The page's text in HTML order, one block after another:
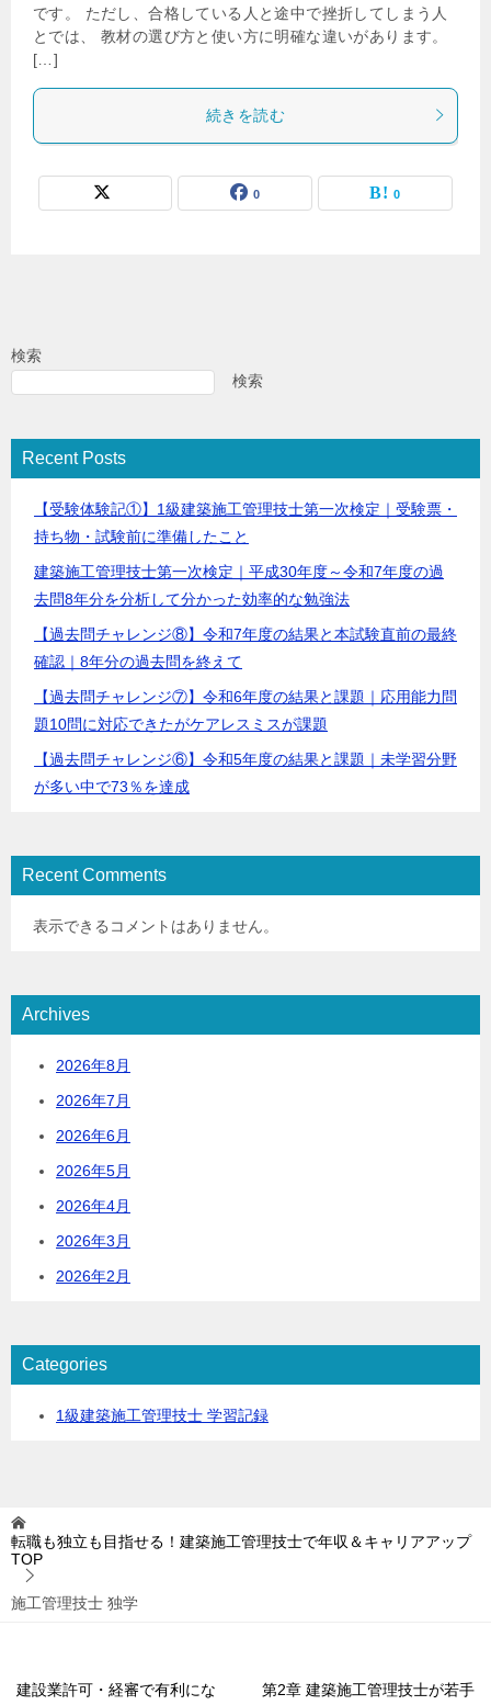
です。 ただし、合格している人と途中で挫折してしまう人
とでは、 教材の選び方と使い方に明確な違いがあります。
[…]
続きを読む
0 0
検索
検索
Recent Posts
【受験体験記①】1級建築施工管理技士第一次検定｜受験票・
持ち物・試験前に準備したこと
建築施工管理技士第一次検定｜平成30年度～令和7年度の過
去問8年分を分析して分かった効率的な勉強法
【過去問チャレンジ⑧】令和7年度の結果と本試験直前の最終
確認｜8年分の過去問を終えて
【過去問チャレンジ⑦】令和6年度の結果と課題｜応用能力問
題10問に対応できたがケアレスミスが課題
【過去問チャレンジ⑥】令和5年度の結果と課題｜未学習分野
が多い中で73％を達成
Recent Comments
表示できるコメントはありません。
Archives
2026年8月
2026年7月
2026年6月
2026年5月
2026年4月
2026年3月
2026年2月
Categories
1級建築施工管理技士 学習記録
転職も独立も目指せる！建築施工管理技士で年収＆キャリアアップ
TOP
施工管理技士 独学
建設業許可・経審で有利にな 第2章 建築施工管理技士が若手